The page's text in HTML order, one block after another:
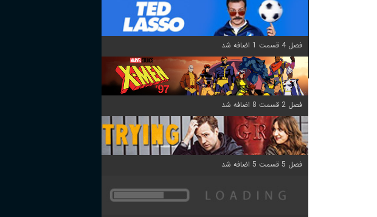
فصل 4 قسمت 1 اضافه شد
فصل 2 قسمت 8 اضافه شد
فصل 5 قسمت 5 اضافه شد